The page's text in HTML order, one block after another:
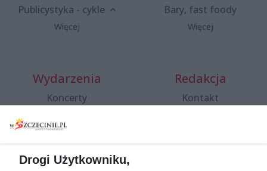
Publicystyka - cykle
Więcej
Bary, fast foody
Więcej
Wydarzenia
Koncerty
Spacery i oprowadzania
targi
Redakcja
Kontakt
Drogi Użytkowniku,